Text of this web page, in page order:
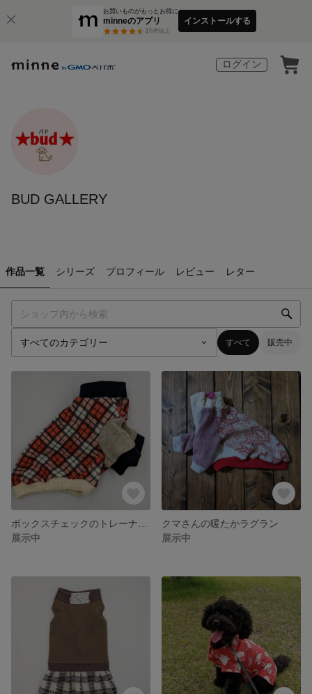
お買いものがもっとお得に
minneのアプリ
3万件以上
インストールする
ログイン
BUD GALLERY
作品一覧 シリーズ プロフィール レビュー レター
すべて 販売中
展示中
クマさんの暖たかラグラン
展示中